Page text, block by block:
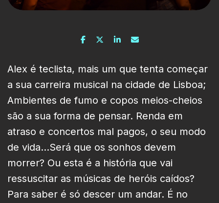
Alex é teclista, mais um que tenta começar
a sua carreira musical na cidade de Lisboa;
Ambientes de fumo e copos meios-cheios
são a sua forma de pensar. Renda em
atraso e concertos mal pagos, o seu modo
de vida...Será que os sonhos devem
morrer? Ou esta é a história que vai
ressuscitar as músicas de heróis caídos?
Para saber é só descer um andar. É no